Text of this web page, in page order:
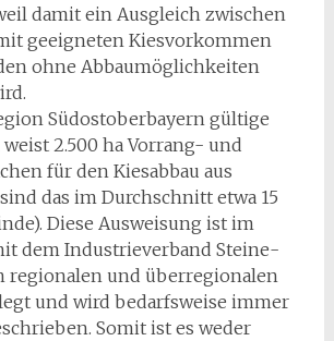
damit ein Ausgleich zwischen
geeigne­ten Kiesvorkommen
ohne Abbaumöglichkeiten
Südostoberbayern gültige
2.500 ha Vorrang- und
für den Kiesabbau aus
das im Durchschnitt etwa 15
Diese Ausweisung ist im
dem Industrieverband Steine-
regionalen und überregionalen
und wird bedarfsweise immer
Somit ist es weder